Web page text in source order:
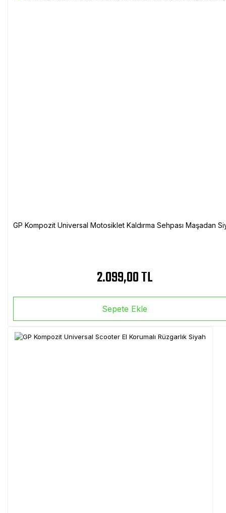
GP Kompozit Universal Motosiklet Kaldırma Sehpası Maşadan
2.099,00 TL
Sepete Ekle